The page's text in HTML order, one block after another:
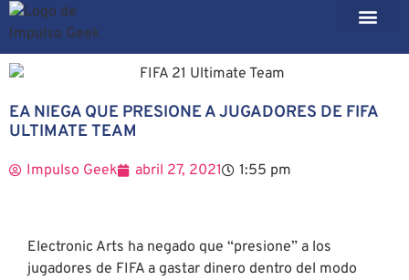
EA NIEGA QUE PRESIONE A JUGADORES DE FIFA
ULTIMATE TEAM
Impulso Geek abril 27, 2021 1:55 pm
Electronic Arts ha negado que “presione” a los
jugadores de FIFA a gastar dinero dentro del modo